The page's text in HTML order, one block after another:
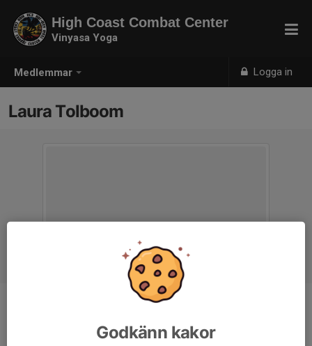
Medlemmar Logga in
High Coast Combat Center
Vinyasa Yoga
Laura Tolboom
Godkänn kakor